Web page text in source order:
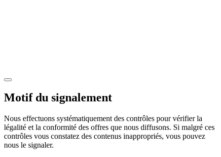
Motif du signalement
Nous effectuons systématiquement des contrôles pour vérifier la
légalité et la conformité des offres que nous diffusons. Si malgré ces
contrôles vous constatez des contenus inappropriés, vous pouvez
nous le signaler.